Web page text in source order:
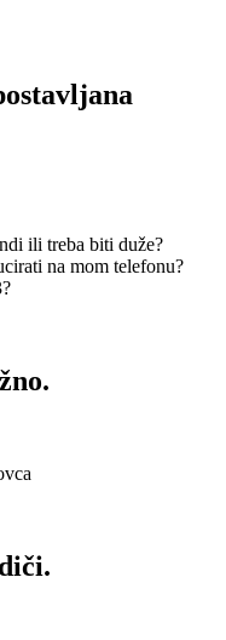
ili treba biti duže?
na mom telefonu?